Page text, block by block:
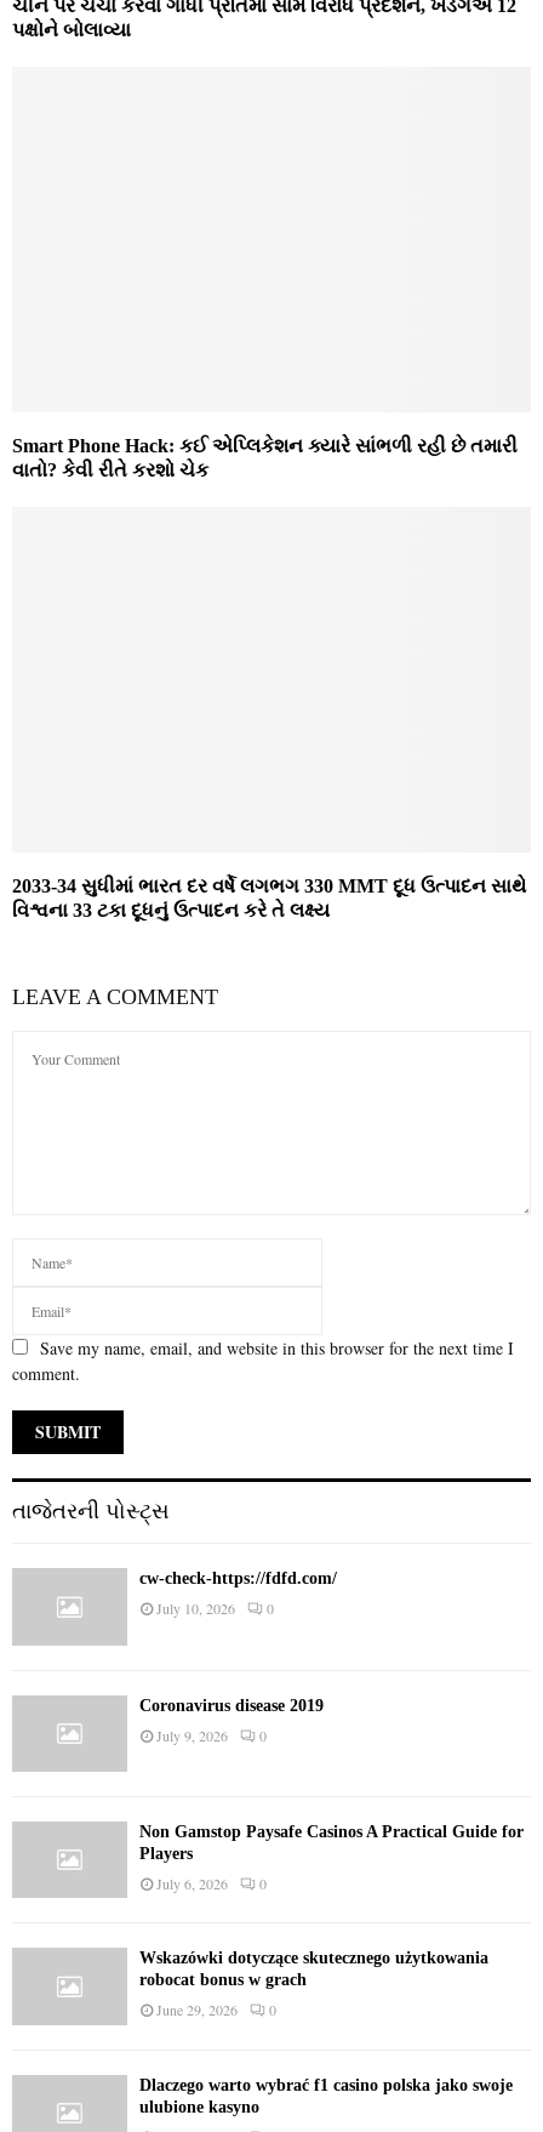
ચીન પર ચર્ચા કરવા ગાંધી પ્રતિમા સામે વિરોધ પ્રદર્શન, ખડગેએ 12
પક્ષોને બોલાવ્યા
Smart Phone Hack: કઈ એપ્લિકેશન ક્યારે સાંભળી રહી છે તમારી
વાતો? કેવી રીતે કરશો ચેક
2033-34 સુધીમાં ભારત દર વર્ષે લગભગ 330 MMT દૂધ ઉત્પાદન સાથે
વિશ્વના 33 ટકા દૂધનું ઉત્પાદન કરે તે લક્ષ્ય
LEAVE A COMMENT
Save my name, email, and website in this browser for the next time I
comment.
તાજેતરની પોસ્ટ્સ
cw-check-https://fdfd.com/
July 10, 2026 0
Coronavirus disease 2019
July 9, 2026 0
Non Gamstop Paysafe Casinos A Practical Guide for
Players
July 6, 2026 0
Wskazówki dotyczące skutecznego użytkowania
robocat bonus w grach
June 29, 2026 0
Dlaczego warto wybrać f1 casino polska jako swoje
ulubione kasyno